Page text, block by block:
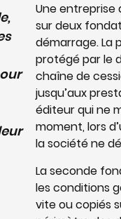
Une entreprise
sur deux
démarrage. La
protégé par le
chaîne de
jusqu’aux
éditeur qui ne
moment, lors
la société ne
La seconde
les conditions
vite ou copiés